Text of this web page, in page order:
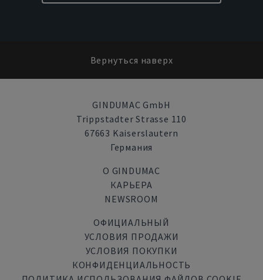
Вернуться наверх
GINDUMAC GmbH
Trippstadter Strasse 110
67663 Kaiserslautern
Германия
О GINDUMAC
КАРЬЕРА
NEWSROOM
ОФИЦИАЛЬНЫЙ
УСЛОВИЯ ПРОДАЖИ
УСЛОВИЯ ПОКУПКИ
КОНФИДЕНЦИАЛЬНОСТЬ